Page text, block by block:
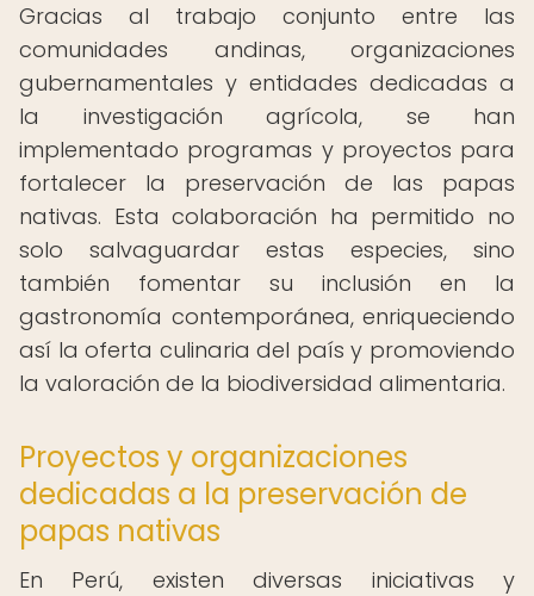
Gracias al trabajo conjunto entre las
comunidades andinas, organizaciones
gubernamentales y entidades dedicadas a
la investigación agrícola, se han
implementado programas y proyectos para
fortalecer la preservación de las papas
nativas. Esta colaboración ha permitido no
solo salvaguardar estas especies, sino
también fomentar su inclusión en la
gastronomía contemporánea, enriqueciendo
así la oferta culinaria del país y promoviendo
la valoración de la biodiversidad alimentaria.
Proyectos y organizaciones
dedicadas a la preservación de
papas nativas
En Perú, existen diversas iniciativas y